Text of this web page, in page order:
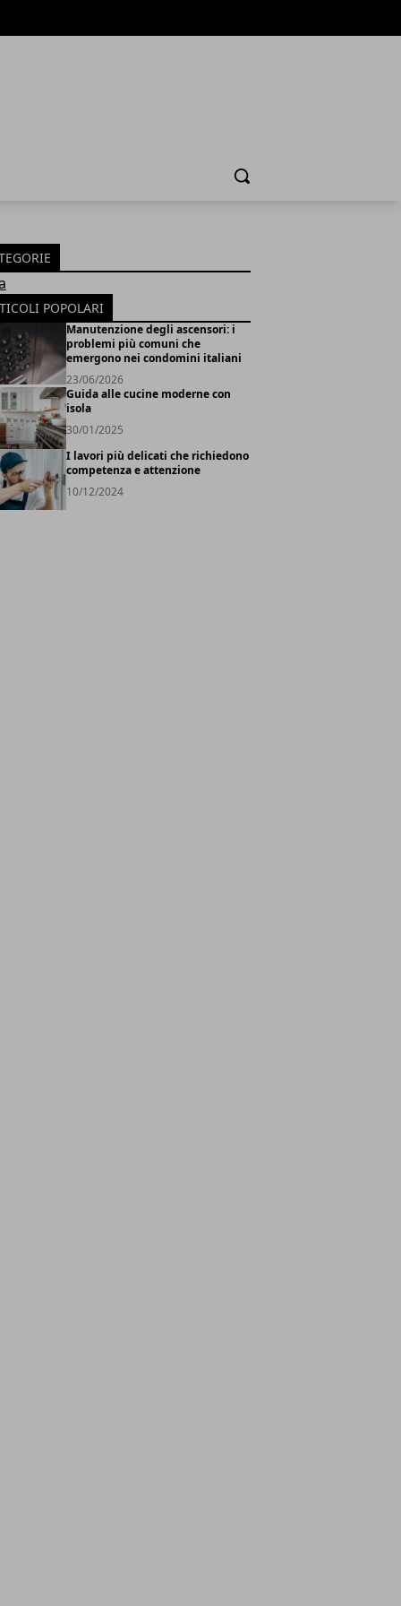
Cerca
POPOLARI
Manutenzione degli ascensori: i
problemi più comuni che
emergono nei condomini italiani
23/06/2026
Guida alle cucine moderne con
isola
30/01/2025
I lavori più delicati che richiedono
competenza e attenzione
10/12/2024